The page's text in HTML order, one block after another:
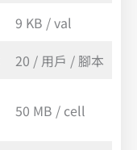
9 KB / val
20 / 用戶 / 腳本
50 MB / cell